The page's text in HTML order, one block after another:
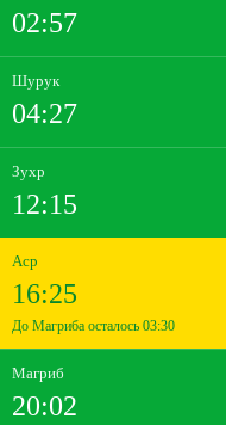
02:57
Шурук
04:27
Зухр
12:15
Аср
16:25
До Магриба осталось 03:30
Магриб
20:02